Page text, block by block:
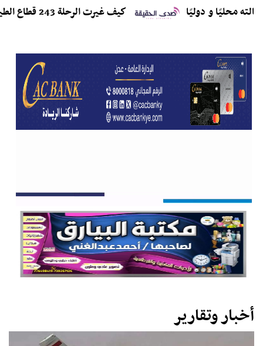
محليًا و دوليًا كيف غيرت الرحلة 243 قطاع الطيران إلى الأبد
أخبار وتقارير